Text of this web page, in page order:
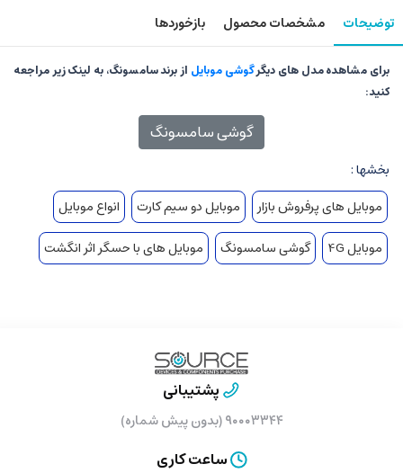
توضیحات مشخصات محصول بازخوردها
برای مشاهده مدل های دیگرگوشی موبایل از برند سامسونگ، به لینک زیر مراجعه
کنید:
گوشی سامسونگ
بخشها :
موبایل های پرفروش بازار
موبایل دو سیم کارت
انواع موبایل
موبایل 4G
گوشی سامسونگ موبایل های با حسگر اثر انگشت
پشتیبانی
۹۰۰۰۳۳۴۴ (بدون پیش شماره)
ساعت کاری